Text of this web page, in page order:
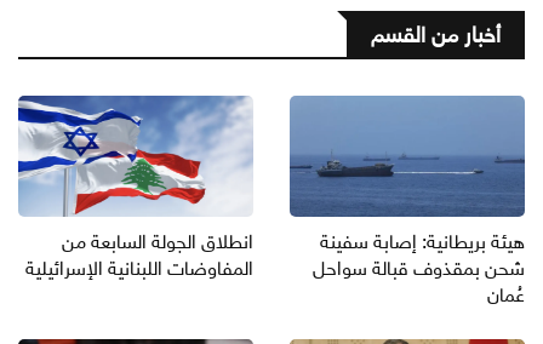
أخبار من القسم
هيئة بريطانية: إصابة سفينة
شحن بمقذوف قبالة سواحل
عُمان
انطلاق الجولة السابعة من
المفاوضات اللبنانية الإسرائيلية